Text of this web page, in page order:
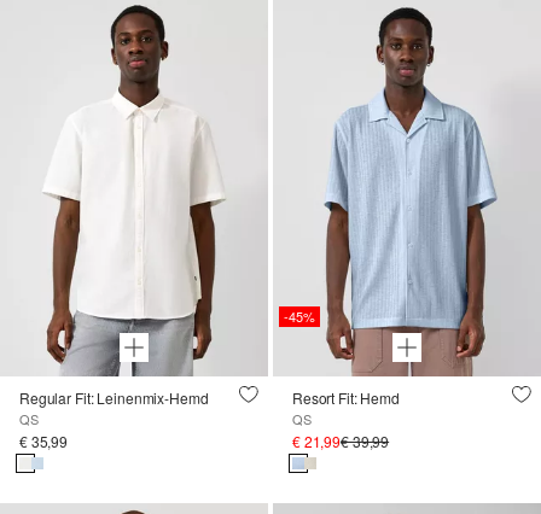
Regular Fit: Leinenmix-Hemd
QS
€ 35,99
-45%
Resort Fit: Hemd
QS
€ 21,99€ 39,99